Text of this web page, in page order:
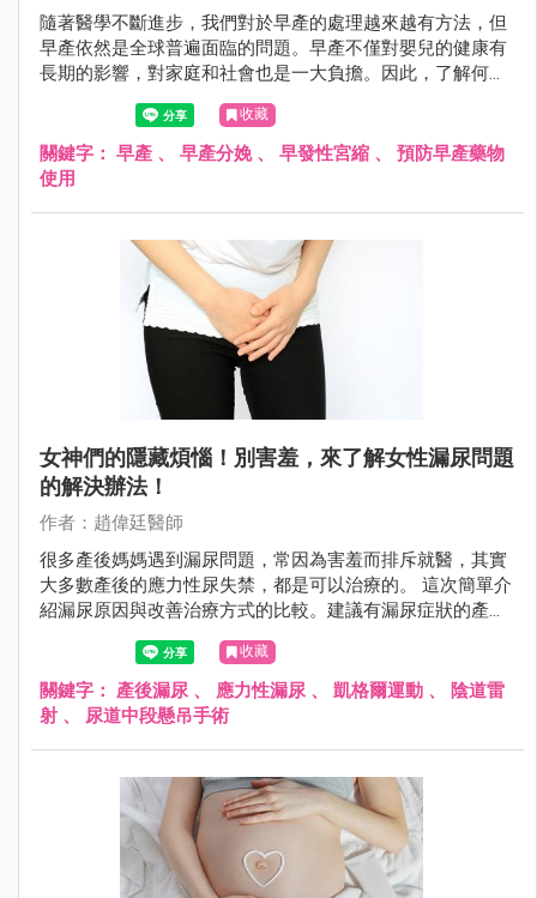
隨著醫學不斷進步，我們對於早產的處理越來越有方法，但
早產依然是全球普遍面臨的問題。早產不僅對嬰兒的健康有
長期的影響，對家庭和社會也是一大負擔。因此，了解何為
早產、如何評估和預防早產對醫生和孕婦來說非常重要。
收藏
關鍵字： 早產 、 早產分娩、 早發性宮縮 、 預防早產藥物
使用
女神們的隱藏煩惱！別害羞，來了解女性漏尿問題
的解決辦法！
作者：趙偉廷醫師
很多產後媽媽遇到漏尿問題，常因為害羞而排斥就醫，其實
大多數產後的應力性尿失禁，都是可以治療的。 這次簡單介
紹漏尿原因與改善治療方式的比較。建議有漏尿症狀的產後
媽媽，可以勇敢找醫師諮詢，並且接受訓練或治療，一起解
決漏尿困擾！
收藏
關鍵字： 產後漏尿 、 應力性漏尿 、 凱格爾運動 、
陰道雷
射 、 尿道中段懸吊手術